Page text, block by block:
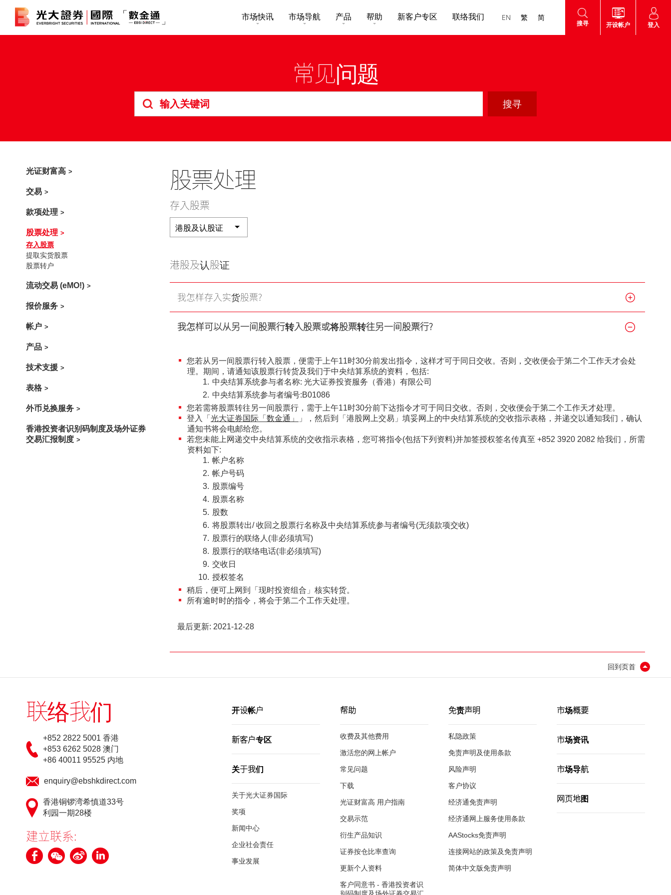
市场快讯 市场导航
投资速递
产品
互惠基金
股票期权
外汇服务
帮助
激活您的网上帐户
更新个人资料
招股结算平台
网络安全意识
友情连结
新客户专区 联络我们 EN 繁 简
搜寻 开设帐户 登入
常见问题
光证财富高
交易
款项处理
股票处理
存入股票
提取实货股票
股票转户
流动交易 (eMO!)
报价服务
帐户
产品
技术支援
表格
外币兑换服务
香港投资者识别码制度及场外证券
交易汇报制度
股票处理
存入股票
港股及认股证
港股及认股证
我怎样存入实货股票?
我怎样可以从另一间股票行转入股票或将股票转往另一间股票行?
您若从另一间股票行转入股票，便需于上午11时30分前发出指令，这样才可于同日交收。否则，交收便会于第二个工作天才会处
理。期间，请通知该股票行转货及我们于中央结算系统的资料，包括:
中央结算系统参与者名称: 光大证券投资服务（香港）有限公司
中央结算系统参与者编号:B01086
您若需将股票转往另一间股票行，需于上午11时30分前下达指令才可于同日交收。否则，交收便会于第二个工作天才处理。
登入「 光大证券国际「数金通」
」，然后到「港股网上交易」填妥网上的中央结算系统的交收指示表格，并递交以通知我们，确认
通知书将会电邮给您。
若您未能上网递交中央结算系统的交收指示表格，您可将指令(包括下列资料)并加签授权签名传真至 +852 3920 2082 给我们，所需
资料如下:
帐户名称
帐户号码
股票编号
股票名称
股数
将股票转出/ 收回之股票行名称及中央结算系统参与者编号(无须款项交收)
股票行的联络人(非必须填写)
股票行的联络电话(非必须填写)
交收日
授权签名
稍后，便可上网到「现时投资组合」核实转货。
所有逾时时的指令，将会于第二个工作天处理。
最后更新: 2021-12-28
回到页首
联络我们
+852 2822 5001 香港
+853 6262 5028 澳门
+86 40011 95525 内地
enquiry@ebshkdirect.com
香港铜锣湾希慎道33号
利园一期28楼
建立联系:
开设帐户
新客户专区
关于我们
关于光大证券国际
奖项
新闻中心
企业社会责任
事业发展
帮助
收费及其他费用
激活您的网上帐户
常见问题
下载
光证财富高 用户指南
交易示范
衍生产品知识
证券按仓比率查询
更新个人资料
客户同意书 - 香港投资者识
免责声明
私隐政策
免责声明及使用条款
风险声明
客户协议
经济通免责声明
经济通网上服务使用条款
AAStocks免责声明
连接网站的政策及免责声明
简体中文版免责声明
市场概要
市场资讯
市场导航
网页地图